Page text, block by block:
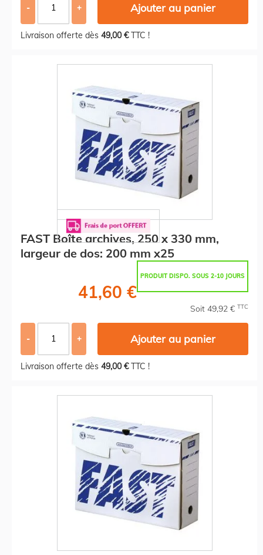
- + Ajouter au panier
Livraison offerte dès 49,00 €TTC !
FAST Boîte archives, 250 x 330 mm,
largeur de dos: 200 mm x25
PRODUIT DISPO. SOUS 2-10 JOURS
41,60 €
Soit 49,92 € TTC
- + Ajouter au panier
Livraison offerte dès 49,00 €TTC !